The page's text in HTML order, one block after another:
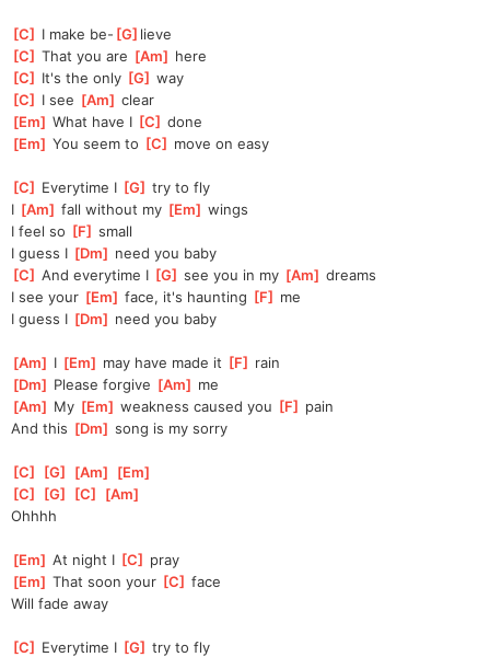
[C I make be- [G ]lieve
[C ] That you are [Am
here
[C It's the only [G ] way
[C I see [Am ] clear
[Em ] What have I [C ] done
[Em ] You seem to [C move on easy
[C Everytime I [G ] try to fly
I [Am ] fall without my [Em ] wings
I feel so [F ] small
I guess I [Dm
need you baby
[C ] And everytime I [G ] see you in my [Am ] dreams
I see your [Em ] face, it's haunting [F
me
I guess I [Dm need you baby
[Am I [Em may have made it [F
rain
[Dm Please forgive [Am
me
[Am My [Em ] weakness caused you [F
pain
And this [Dm ] song is my sorry
[C [G [Am [Em
[C [G [C [Am
Ohhhh
[Em ] At night I [C
pray
[Em ] That soon your [C ] face
Will fade away
[C Everytime I [G ] try to fly